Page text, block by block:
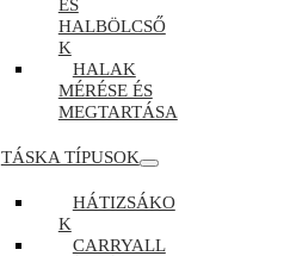
ÉS
HALBÖLCSŐ
K
HALAK
MÉRÉSE ÉS
MEGTARTÁSA
TÁSKA TÍPUSOK
HÁTIZSÁKO
K
CARRYALL